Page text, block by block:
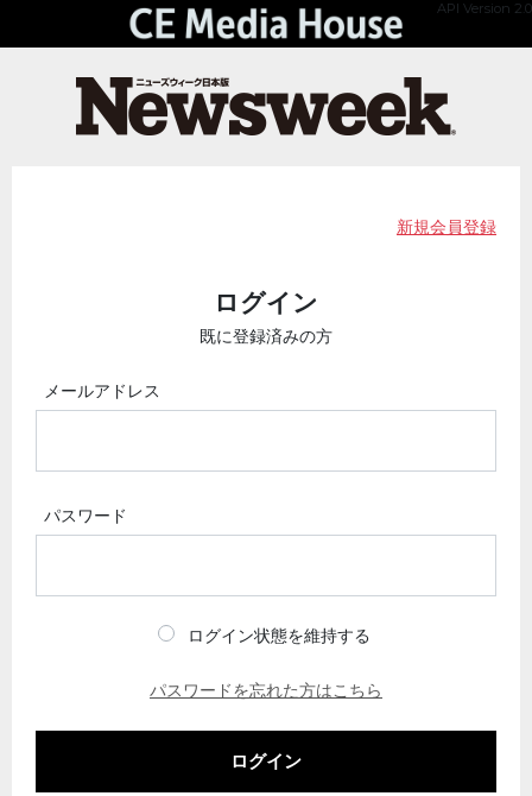
API Version 2.0
新規会員登録
ログイン
既に登録済みの方
メールアドレス
パスワード
ログイン状態を維持する
パスワードを忘れた方はこちら
ログイン